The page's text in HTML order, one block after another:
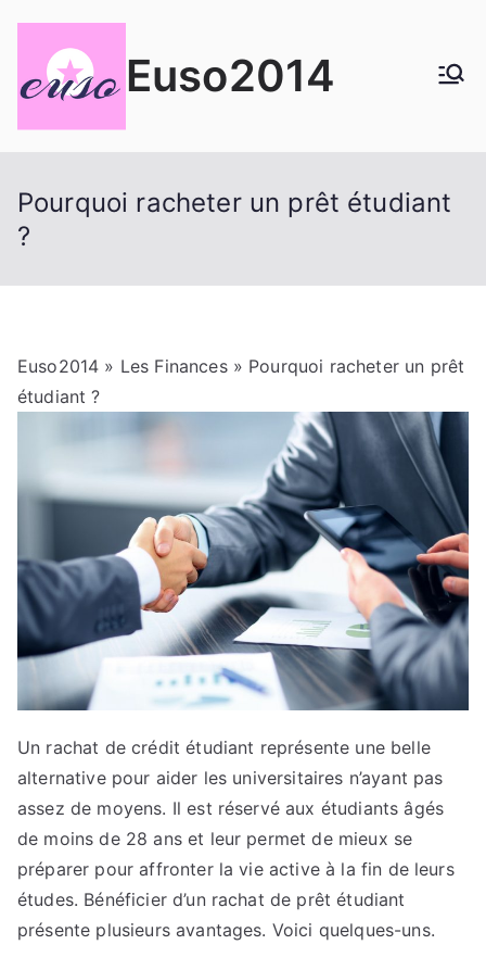
contenu
Euso2014
Pourquoi racheter un prêt étudiant
?
Euso2014 » Les Finances» Pourquoi racheter un prêt
étudiant ?
Un rachat de crédit étudiant représente une belle
alternative pour aider les universitaires n’ayant pas
assez de moyens. Il est réservé aux étudiants âgés
de moins de 28 ans et leur permet de mieux se
préparer pour affronter la vie active à la fin de leurs
études. Bénéficier d’un rachat de prêt étudiant
présente plusieurs avantages. Voici quelques-uns.